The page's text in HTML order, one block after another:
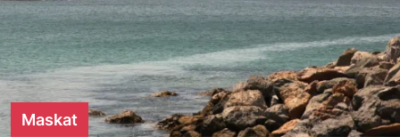
Maskat